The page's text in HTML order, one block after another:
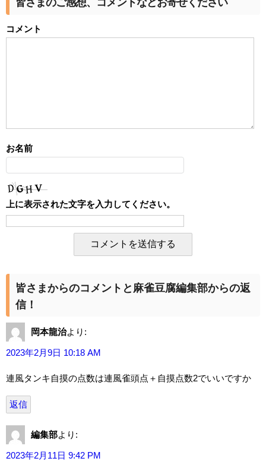
皆さまのご感想、コメントなどお寄せください
コメント
お名前
上に表示された文字を入力してください。
皆さまからのコメントと麻雀豆腐編集部からの返
信！
岡本龍治より:
2023年2月9日 10:18 AM
連風タンキ自摸の点数は連風雀頭点＋自摸点数2でいいですか
返信
編集部より:
2023年2月11日 9:42 PM